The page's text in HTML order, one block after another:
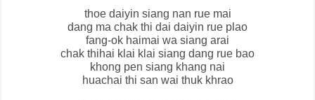
thoe daiyin siang nan rue mai
dang ma chak thi dai daiyin rue plao
fang-ok haimai wa siang arai
chak thihai klai klai siang dang rue bao
khong pen siang khang nai
huachai thi san wai thuk khrao